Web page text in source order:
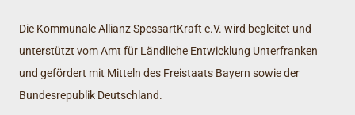
Die Kommunale Allianz SpessartKraft e.V. wird begleitet und
unterstützt vom Amt für Ländliche Entwicklung Unterfranken
und gefördert mit Mitteln des Freistaats Bayern sowie der
Bundesrepublik Deutschland.